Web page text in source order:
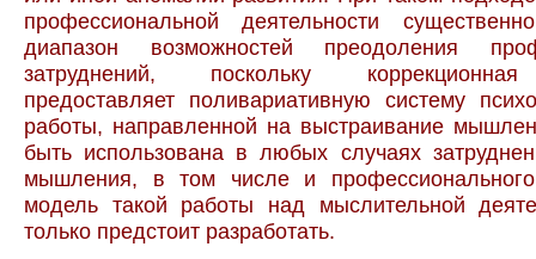
профессиональной деятельности
диапазон возможностей преодоления
затруднений, поскольку
предоставляет поливариативную систему
работы, направленной на выстраивание
быть использована в любых случаях
мышления, в том числе и
модель такой работы над мыслительной
только предстоит разработать.